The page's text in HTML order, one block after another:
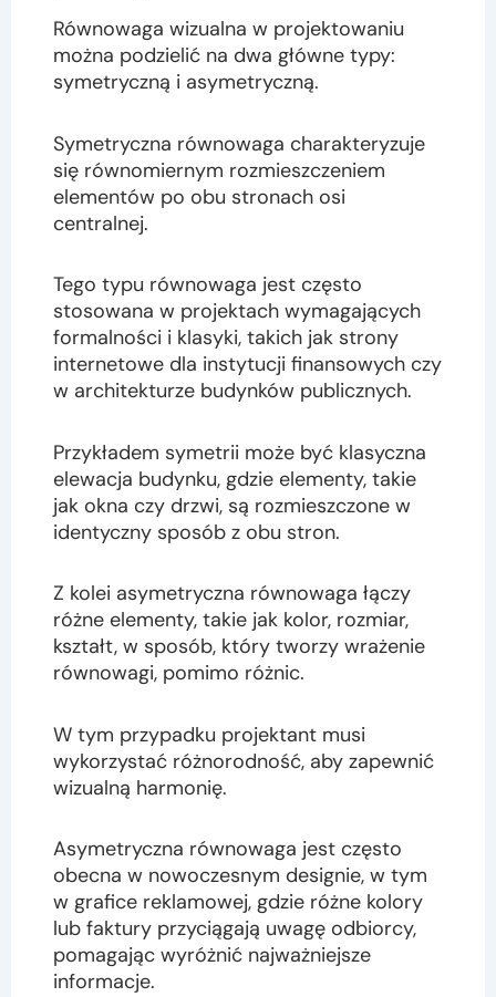
Równowaga wizualna w projektowaniu
można podzielić na dwa główne typy:
symetryczną i asymetryczną.
Symetryczna równowaga charakteryzuje
się równomiernym rozmieszczeniem
elementów po obu stronach osi
centralnej.
Tego typu równowaga jest często
stosowana w projektach wymagających
formalności i klasyki, takich jak strony
internetowe dla instytucji finansowych czy
w architekturze budynków publicznych.
Przykładem symetrii może być klasyczna
elewacja budynku, gdzie elementy, takie
jak okna czy drzwi, są rozmieszczone w
identyczny sposób z obu stron.
Z kolei asymetryczna równowaga łączy
różne elementy, takie jak kolor, rozmiar,
kształt, w sposób, który tworzy wrażenie
równowagi, pomimo różnic.
W tym przypadku projektant musi
wykorzystać różnorodność, aby zapewnić
wizualną harmonię.
Asymetryczna równowaga jest często
obecna w nowoczesnym designie, w tym
w grafice reklamowej, gdzie różne kolory
lub faktury przyciągają uwagę odbiorcy,
pomagając wyróżnić najważniejsze
informacje.